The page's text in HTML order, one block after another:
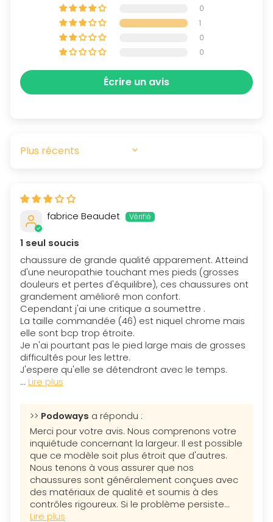
0
1
0
0
Écrire un avis
SORT BY
fabrice Beaudet
1 seul soucis
chaussure de grande qualité apparement. Atteind
d'une neuropathie touchant mes pieds (grosses
douleurs et pertes d'équilibre), ces chaussures ont
grandement amélioré mon confort.
Cependant j'ai une critique a soumettre .
La taille commandée (46) est niquel chrome mais
elle sont bcp trop étroite.
Je n'ai pourtant pas le pied large mais de grosses
difficultés pour les lettre.
J'espere qu'elle se détendront avec le temps.
... Lire plus
>> Podoways a répondu :
Merci pour votre avis. Nous comprenons votre
inquiétude concernant la largeur. Il est possible
que ce modèle soit plus étroit que d'autres.
Nous tenons à vous assurer que nos
chaussures sont généralement conçues avec
des matériaux de qualité et soumis à des
contrôles rigoureux. Si le problème persiste...
Lire plus